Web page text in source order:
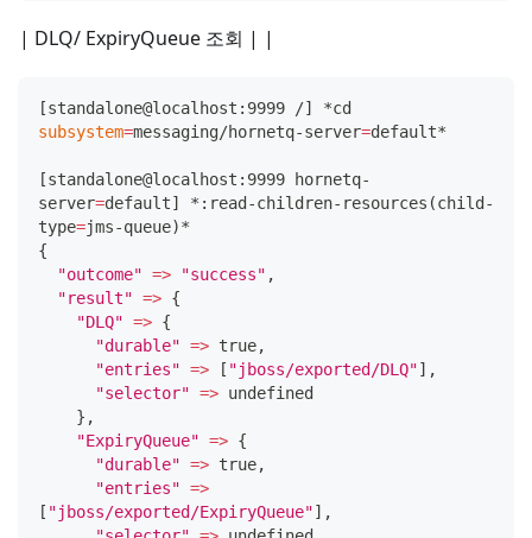
| DLQ/ ExpiryQueue 조회 | |
[standalone@localhost:9999 /]
subsystem=messaging/hornetq-server=default*
[standalone@localhost:9999 hornetq-
server=default] *:read-children-resources (child-
type=jms-queue)*
{
"outcome" => "success" ,
"result" => {
"DLQ" => {
"durable" => true,
"entries" => [ "jboss/exported/DLQ"] ,
"selector" => undefined
} ,
"ExpiryQueue" => {
"durable" => true,
"entries" =>
[ "jboss/exported/ExpiryQueue"] ,